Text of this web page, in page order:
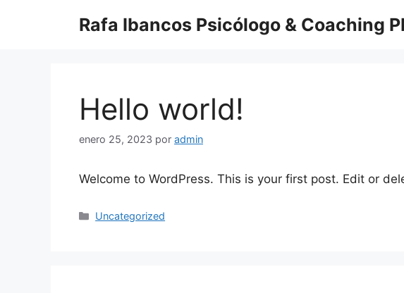
Rafa Ibancos Psicólogo & Coaching
Hello world!
enero 25, 2023 por admin
Welcome to WordPress. This is your first post. Edit or
Categorías
Uncategorized